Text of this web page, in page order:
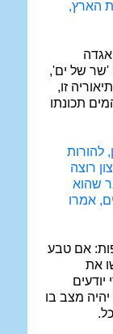
הארץ,
'שר של ים',
זו,
תכונתו
להורות
רוצה
שהוא
אמרו
אם טבע
את
מצב בו